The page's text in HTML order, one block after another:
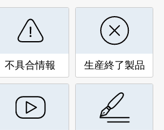
不具合情報 生産終了製品